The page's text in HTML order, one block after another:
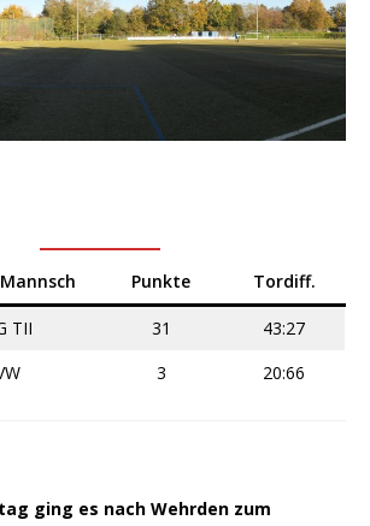
Mannsch Punkte Tordiff.
TII 31
43:27
3 20:66
ging es nach Wehrden zum